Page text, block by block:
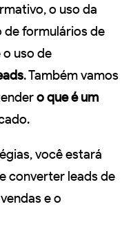
o uso da
de formulários de
uso de
. Também vamos
o que é um
você estará
converter leads de
e o